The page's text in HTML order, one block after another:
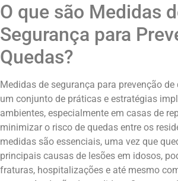
O que são Medidas
Segurança para
Quedas?
Medidas de segurança para prevenção de
um conjunto de práticas e estratégias
ambientes, especialmente em casas de
minimizar o risco de quedas entre os
medidas são essenciais, uma vez que
principais causas de lesões em idosos,
fraturas, hospitalizações e até mesmo